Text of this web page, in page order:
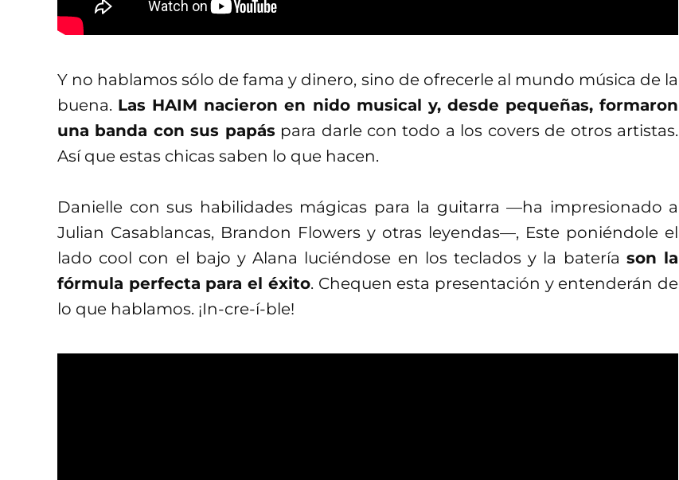
Y no hablamos sólo de fama y dinero, sino de ofrecerle al mundo música de la
buena. Las HAIM nacieron en nido musical y, desde pequeñas, formaron
una banda con sus papáspara darle con todo a los covers de otros artistas.
Así que estas chicas saben lo que hacen.
Danielle con sus habilidades mágicas para la guitarra —ha impresionado a
Julian Casablancas, Brandon Flowers y otras leyendas—, Este poniéndole el
lado cool con el bajo y Alana luciéndose en los teclados y la batería son la
fórmula perfecta para el éxito. Chequen esta presentación y entenderán de
lo que hablamos. ¡In-cre-í-ble!